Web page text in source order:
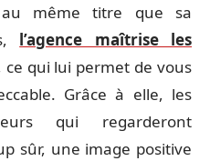
même titre que sa
l’agence maîtrise les
ce qui lui permet de vous
Grâce à elle, les
qui regarderont
sûr, une image positive